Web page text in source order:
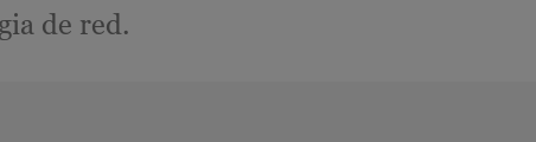
de red.